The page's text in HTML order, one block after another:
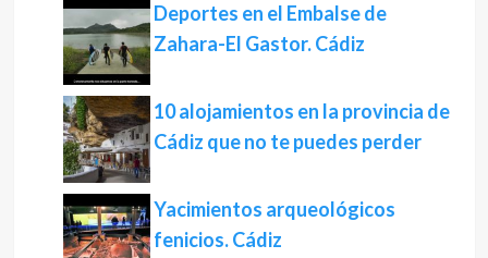
Deportes en el Embalse de
Zahara-El Gastor. Cádiz
10 alojamientos en la provincia de
Cádiz que no te puedes perder
Yacimientos arqueológicos
fenicios. Cádiz